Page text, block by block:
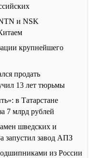
и NSK
крупнейшего
продать
13 лет тюрьмы
в Татарстане
7 млрд рублей
шведских и
запустил завод АПЗ
из России